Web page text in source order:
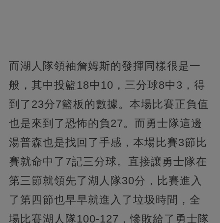
而湖人隊領袖詹姆斯的發揮同樣很是一
般，其中投籃18中10，三分球8中3，得
到了23分7籃板的數據。本場比賽正負值
也是來到了恐怖的負27。而勇士隊這邊
湯普森也是找回了手感，本場比賽3節比
賽就命中了7記三分球。直接讓勇士隊在
第三節就領先了湖人隊30分，比賽進入
了第四節也早早就進入了垃圾時間，全
場比賽湖人隊100-127，慘敗給了勇士隊